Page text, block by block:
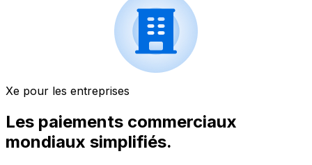
Xe pour les entreprises
Les paiements commerciaux
mondiaux simplifiés.